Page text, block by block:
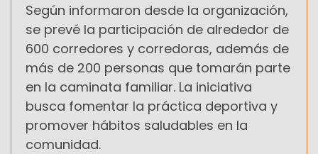
Según informaron desde la organización,
se prevé la participación de alrededor de
600 corredores y corredoras, además de
más de 200 personas que tomarán parte
en la caminata familiar. La iniciativa
busca fomentar la práctica deportiva y
promover hábitos saludables en la
comunidad.